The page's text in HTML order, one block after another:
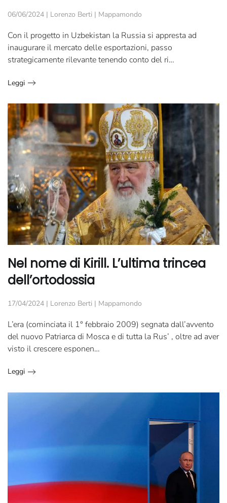
06/06/2024 | Lorenzo Berti | Mappamondo
Con il progetto in Uzbekistan la Russia si appresta ad
inaugurare il mercato delle esportazioni, passo
strategicamente rilevante tenendo conto del ri…
Leggi
Nel nome di Kirill. L’ultima trincea
dell’ortodossia
17/04/2024 | Lorenzo Berti | Mappamondo
L’era (cominciata il 1° febbraio 2009) segnata dall’avvento
del nuovo Patriarca di Mosca e di tutta la Rus’ , oltre ad aver
visto il crescere esponen…
Leggi